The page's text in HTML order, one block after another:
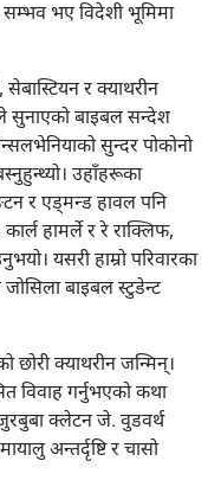
भए विदेशी भूमिमा
र क्याथरीन
सुनाएको बाइबल सन्देश
सुन्दर पोकोनो
उहाँहरूका
र एड्‌मन्ड हावल पनि
हामर्ले र रे राक्लिफ,
यसरी हाम्रो परिवारका
बाइबल स्टुडेन्ट
छोरी क्याथरीन जन्मिन्‌।
विवाह गर्नुभएको कथा
क्लेटन जे. वुडवर्थ
अन्तर्दृष्टि र चासो